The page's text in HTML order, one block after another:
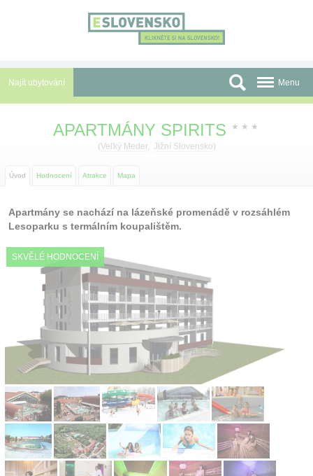
Najít ubytování
Autobusové zájezdy
Před cestou
Atrakce
Menu
APARTMÁNY SPIRITS ★ ★ ★
(Veľký Meder, Jižní Slovensko)
Úvod Hodnocení Atrakce Mapa
Apartmány se nachází na lázeňské promenádě v rozsáhlém
Lesoparku s termálním koupalištěm.
SKVĚLÉ HODNOCENÍ